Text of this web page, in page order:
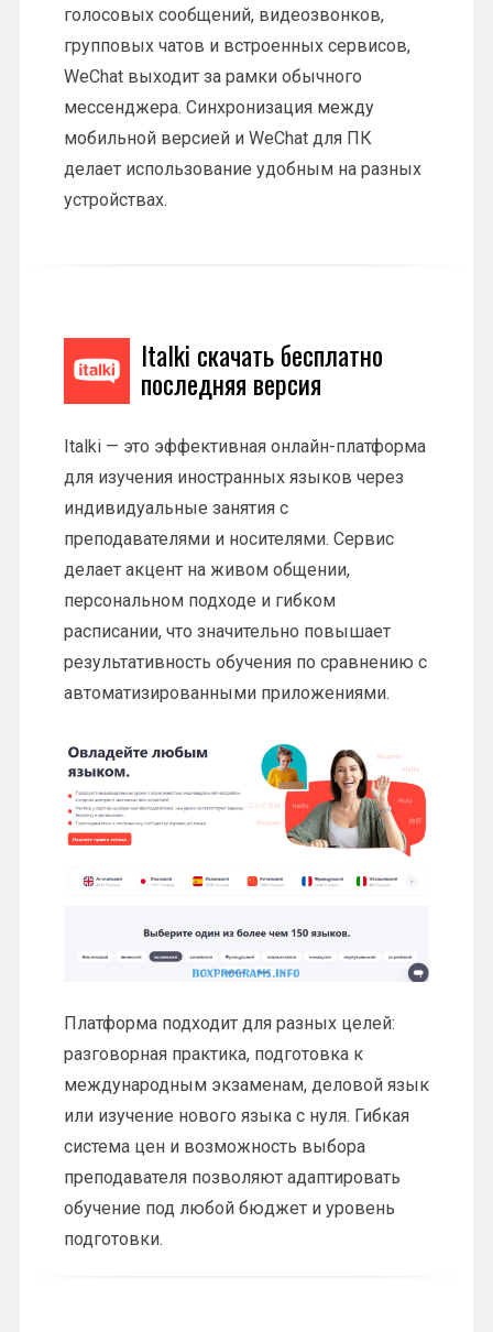
голосовых сообщений, видеозвонков,
групповых чатов и встроенных сервисов,
WeChat выходит за рамки обычного
мессенджера. Синхронизация между
мобильной версией и WeChat для ПК
делает использование удобным на разных
устройствах.
Italki скачать бесплатно
последняя версия
Italki — это эффективная онлайн-платформа
для изучения иностранных языков через
индивидуальные занятия с
преподавателями и носителями. Сервис
делает акцент на живом общении,
персональном подходе и гибком
расписании, что значительно повышает
результативность обучения по сравнению с
автоматизированными приложениями.
Платформа подходит для разных целей:
разговорная практика, подготовка к
международным экзаменам, деловой язык
или изучение нового языка с нуля. Гибкая
система цен и возможность выбора
преподавателя позволяют адаптировать
обучение под любой бюджет и уровень
подготовки.